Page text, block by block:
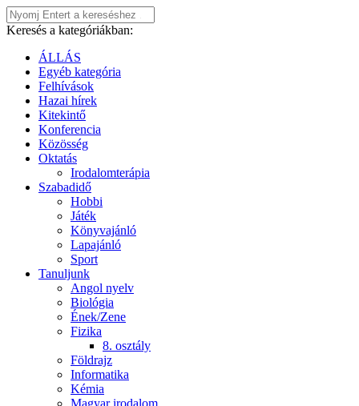
Keresés a kategóriákban:
ÁLLÁS
Egyéb kategória
Felhívások
Hazai hírek
Kitekintő
Konferencia
Közösség
Oktatás
Irodalomterápia
Szabadidő
Hobbi
Játék
Könyvajánló
Lapajánló
Sport
Tanuljunk
Angol nyelv
Biológia
Ének/Zene
Fizika
8. osztály
Földrajz
Informatika
Kémia
Magyar irodalom